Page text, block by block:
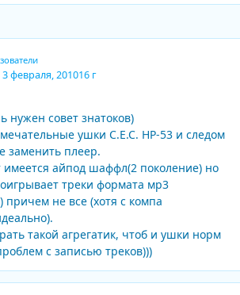
3 февраля, 201016 г
нужен совет знатоков)
ушки С.Е.С. НР-53 и следом
заменить плеер.
айпод шаффл(2 поколение) но
треки формата мр3
причем не все (хотя с компа
такой агрегатик, чтоб и ушки норм
с записью треков)))